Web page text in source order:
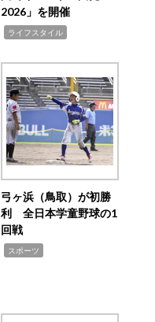
2026」を開催
ライフスタイル
弓ヶ浜（鳥取）が初勝
利 全日本学童野球の1
回戦
スポーツ